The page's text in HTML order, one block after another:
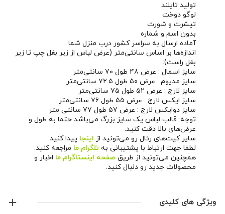
تولید تایلند
لوگو دوخت
تیشرت و شورت
بدون اسم و شماره
آماده ارسال به سراسر کشور درب منزل شما
اندازه‌ها بر اساس سانتی‌متر (عرض لباس از زیر بغل چپ تا زیر
بغل راست):
سایز اسمال : عرض ۴۸ طول ۷۰ سانتی‌متر
سایز مدیوم : عرض ۵۰ طول ۷۲.۵ سانتی‌متر
سایز لارج : عرض ۵۲ طول ۷۵ سانتی‌متر
سایز ایکس لارج : عرض ۵۵ طول ۷۶ سانتی‌متر
سایز دوایکس لارج : عرض ۵۷ طول ۷۷ سانتی متر
توجه: قالب لباس یک سایز بزرگ می‌باشد حتما به طول و
عرض‌های بالا دقت کنید.
سایر کیت‌های رئال رو می‌تونید از اینجا پیدا کنید.
لطفا جهت ارتباط با پشتیبانی به تلگرام ما مراجعه کنید.
همچنین می‌تونید از طریق صفحه اینستاگرام ما اخبار و
محصولات جدید رو دنبال کنید.
ویژگی های کلیدی